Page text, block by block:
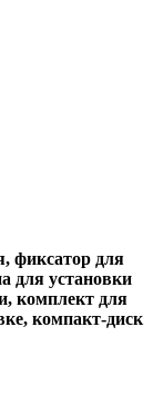
фиксатор для
для установки
комплект для
компакт-диск